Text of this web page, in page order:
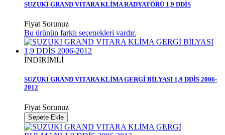
SUZUKI GRAND VITARA KLİMA RADYATÖRÜ 1,9 DDİS
Fiyat Sorunuz
Bu ürünün farklı seçenekleri vardır.
İNDİRİMLİ
SUZUKI GRAND VITARA KLİMA GERGİ BİLYASI 1,9 DDİS 2006-
2012
Fiyat Sorunuz
Sepete Ekle